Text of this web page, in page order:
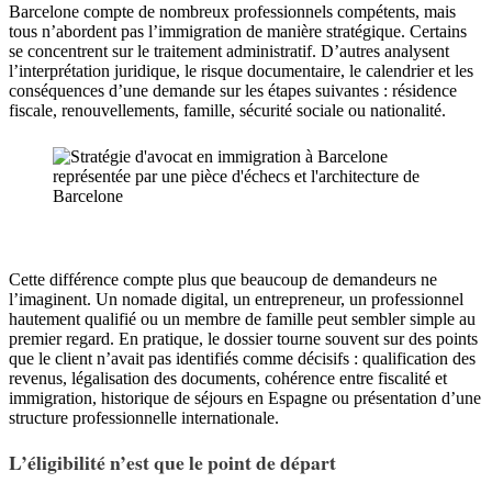
Barcelone compte de nombreux professionnels compétents, mais
tous n’abordent pas l’immigration de manière stratégique. Certains
se concentrent sur le traitement administratif. D’autres analysent
l’interprétation juridique, le risque documentaire, le calendrier et les
conséquences d’une demande sur les étapes suivantes : résidence
fiscale, renouvellements, famille, sécurité sociale ou nationalité.
Cette différence compte plus que beaucoup de demandeurs ne
l’imaginent. Un nomade digital, un entrepreneur, un professionnel
hautement qualifié ou un membre de famille peut sembler simple au
premier regard. En pratique, le dossier tourne souvent sur des points
que le client n’avait pas identifiés comme décisifs : qualification des
revenus, légalisation des documents, cohérence entre fiscalité et
immigration, historique de séjours en Espagne ou présentation d’une
structure professionnelle internationale.
L’éligibilité n’est que le point de départ